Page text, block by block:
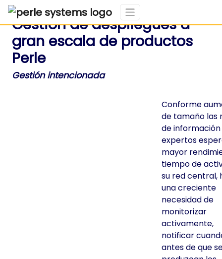
Gestión de despliegues a
gran escala de productos
Perle
Gestión intencionada
Conforme
de tamaño las
de información
expertos
mayor
tiempo de
su red central,
una creciente
necesidad de
monitorizar
activamente,
notificar
antes de que